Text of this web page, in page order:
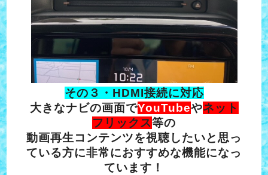
その３・HDMI接続に対応
大きなナビの画面でYouTubeやネット
フリックス等の
動画再生コンテンツを視聴したいと思っ
ている方に非常におすすめな機能になっ
ています！